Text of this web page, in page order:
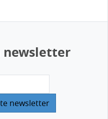
newsletter